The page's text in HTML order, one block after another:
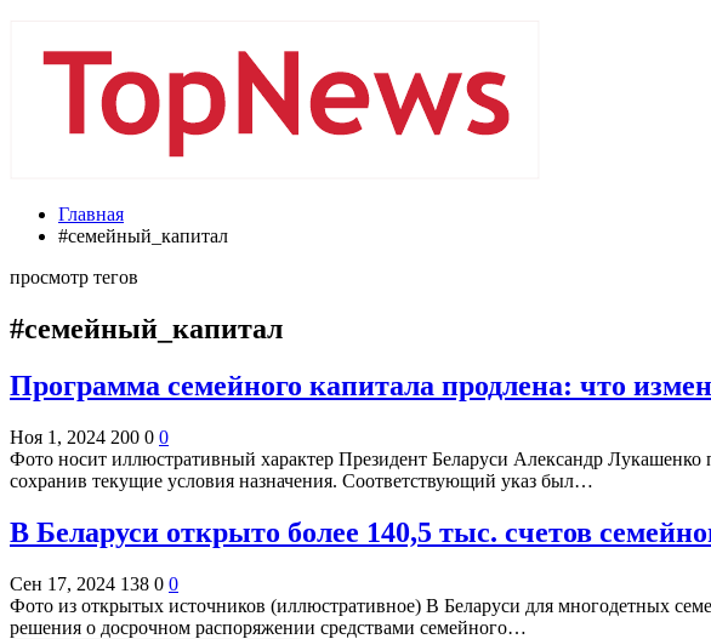
Главная
#семейный_капитал
просмотр тегов
#семейный_капитал
Программа семейного капитала продлена: что
Ноя 1, 2024 200 0 0
Фото носит иллюстративный характер Президент Беларуси Александр
сохранив текущие условия назначения. Соответствующий указ был…
В Беларуси открыто более 140,5 тыс. счетов
Сен 17, 2024 138 0 0
Фото из открытых источников (иллюстративное) В Беларуси для многодетных
решения о досрочном распоряжении средствами семейного…